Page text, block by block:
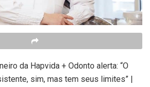
da Hapvida + Odonto alerta: “O
sim, mas tem seus limites” |